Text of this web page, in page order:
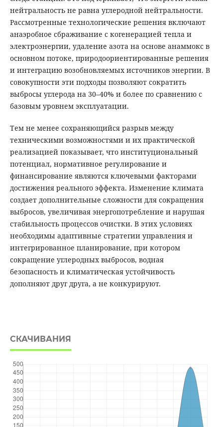
нейтральность не равна углеродной нейтральности.
Рассмотренные технологические решения включают
анаэробное сбраживание с когенерацией тепла и
электроэнергии, удаление азота на основе анаммокс в
основном потоке, природоориентированные решения
и интеграцию возобновляемых источников энергии. В
совокупности эти подходы позволяют сократить
выбросы углерода на 30–40% и более по сравнению с
базовым уровнем эксплуатации.
Тем не менее сохраняющийся разрыв между
техническими возможностями и их практической
реализацией показывает, что институциональный
потенциал, нормативное регулирование и
финансирование являются ключевыми факторами
достижения реального эффекта. Изменение климата
создает дополнительные сложности для сокращения
выбросов, увеличивая энергопотребление и нарушая
стабильность процессов очистки. В этих условиях
необходимы адаптивные стратегии управления и
интегрированное планирование, при котором
сокращение углеродных выбросов, водная
безопасность и климатическая устойчивость
дополняют друг друга, а не конкурируют.
СКАЧИВАНИЯ